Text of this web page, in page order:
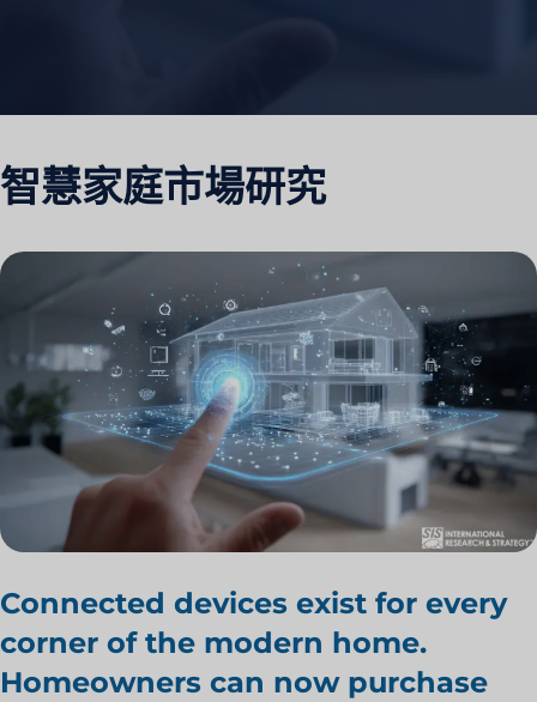
智慧家庭市場研究
Connected devices exist for every
corner of the modern home.
Homeowners can now purchase